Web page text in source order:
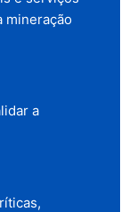
mineração
a